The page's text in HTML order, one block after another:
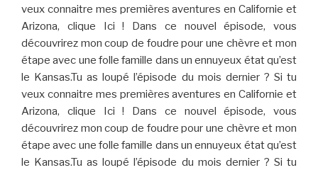
veux connaitre mes premières aventures en Californie et
Arizona, clique Ici ! Dans ce nouvel épisode, vous
découvrirez mon coup de foudre pour une chèvre et mon
étape avec une folle famille dans un ennuyeux état qu’est
le Kansas.Tu as loupé l’épisode du mois dernier ? Si tu
veux connaitre mes premières aventures en Californie et
Arizona, clique Ici ! Dans ce nouvel épisode, vous
découvrirez mon coup de foudre pour une chèvre et mon
étape avec une folle famille dans un ennuyeux état qu’est
le Kansas.Tu as loupé l’épisode du mois dernier ? Si tu